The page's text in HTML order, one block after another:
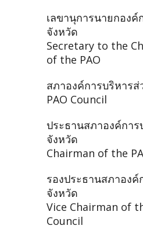
เลขานุการนายกองค์
จังหวัด
Secretary to the
of the PAO
สภาองค์การบริหาร
PAO Council
ประธานสภาองค์กา
จังหวัด
Chairman of the
รองประธานสภาอง
จังหวัด
Vice Chairman of
Council